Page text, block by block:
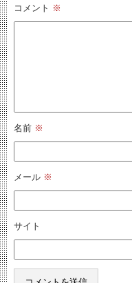
コメント ※
名前 ※
メール ※
サイト